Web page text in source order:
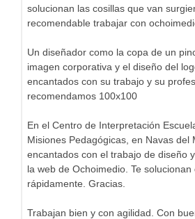
solucionan las cosillas que van
recomendable trabajar con
Un diseñador como la copa de un
imagen corporativa y el diseño del
encantados con su trabajo y su
recomendamos 100x100
En el Centro de Interpretación
Misiones Pedagógicas, en Navas del
encantados con el trabajo de diseño
la web de Ochoimedio. Te
rápidamente. Gracias.
Trabajan bien y con agilidad. Con